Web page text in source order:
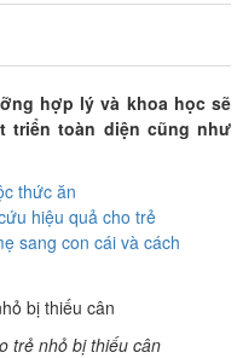
hợp lý và khoa học sẽ
triển toàn diện cũng như
thức ăn
hiệu quả cho trẻ
sang con cái và cách
trẻ nhỏ bị thiếu cân